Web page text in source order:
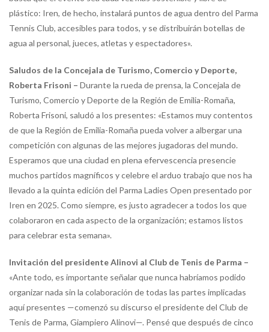
plástico: Iren, de hecho, instalará puntos de agua dentro del Parma
Tennis Club, accesibles para todos, y se distribuirán botellas de
agua al personal, jueces, atletas y espectadores».
Saludos de la Concejala de Turismo, Comercio y Deporte,
Roberta Frisoni – Durante la rueda de prensa, la Concejala de
Turismo, Comercio y Deporte de la Región de Emilia-Romaña,
Roberta Frisoni, saludó a los presentes: «Estamos muy contentos
de que la Región de Emilia-Romaña pueda volver a albergar una
competición con algunas de las mejores jugadoras del mundo.
Esperamos que una ciudad en plena efervescencia presencie
muchos partidos magníficos y celebre el arduo trabajo que nos ha
llevado a la quinta edición del Parma Ladies Open presentado por
Iren en 2025. Como siempre, es justo agradecer a todos los que
colaboraron en cada aspecto de la organización; estamos listos
para celebrar esta semana».
Invitación del presidente Alinovi al Club de Tenis de Parma –
«Ante todo, es importante señalar que nunca habríamos podido
organizar nada sin la colaboración de todas las partes implicadas
aquí presentes —comenzó su discurso el presidente del Club de
Tenis de Parma, Giampiero Alinovi—. Pensé que después de cinco